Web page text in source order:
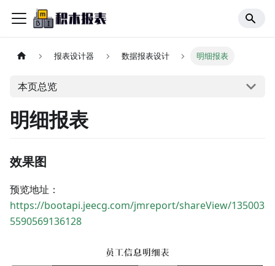
报表设计器 数据报表设计 明细报表
本页总览
明细报表
效果图
预览地址：
https://bootapi.jeecg.com/jmreport/shareView/135003
5590569136128